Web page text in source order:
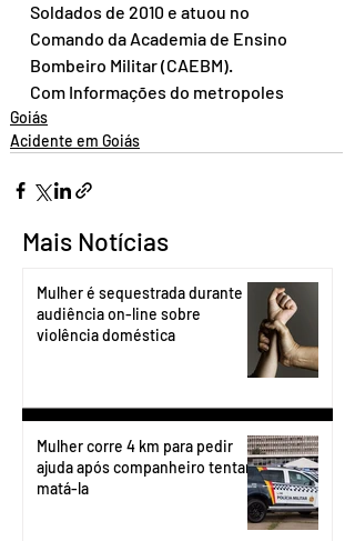
Soldados de 2010 e atuou no
Comando da Academia de Ensino
Bombeiro Militar (CAEBM).
Com Informações do metropoles
Goiás
Acidente em Goiás
Mais Notícias
Mulher é sequestrada durante
audiência on-line sobre
violência doméstica
Mulher corre 4 km para pedir
ajuda após companheiro tentar
matá-la